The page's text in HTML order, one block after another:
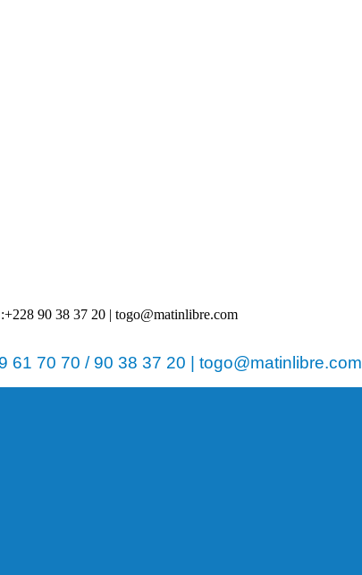
90 38 37 20 | togo@matinlibre.com
61 70 70 / 90 38 37 20 | togo@matinlibre.com